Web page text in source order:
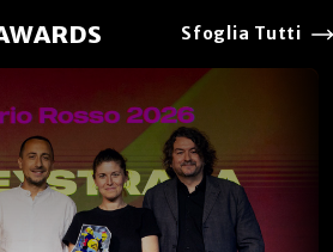
Sfoglia Tutti